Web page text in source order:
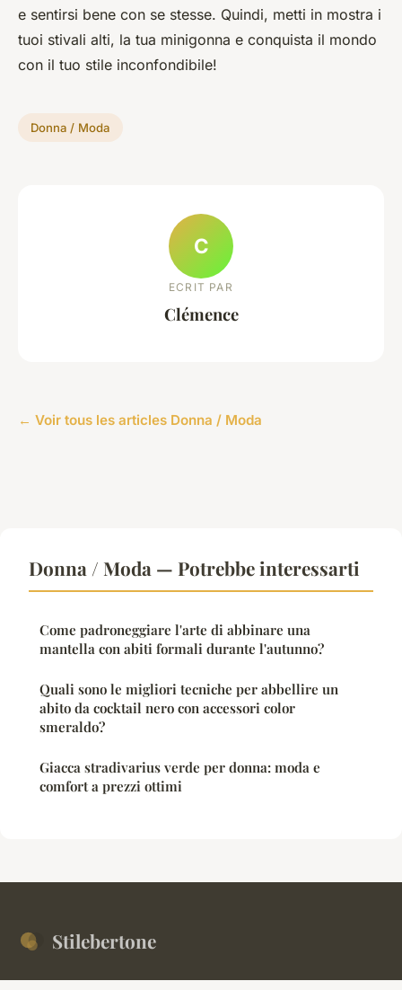
e sentirsi bene con se stesse. Quindi, metti in mostra i
tuoi stivali alti, la tua minigonna e conquista il mondo
con il tuo stile inconfondibile!
Donna / Moda
C
ECRIT PAR
Clémence
← Voir tous les articles Donna / Moda
Donna / Moda — Potrebbe interessarti
Come padroneggiare l'arte di abbinare una
mantella con abiti formali durante l'autunno?
Quali sono le migliori tecniche per abbellire un
abito da cocktail nero con accessori color
smeraldo?
Giacca stradivarius verde per donna: moda e
comfort a prezzi ottimi
Stilebertone